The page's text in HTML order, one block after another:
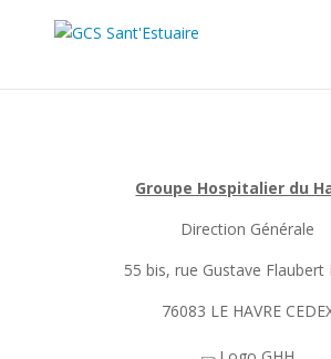
Groupe Hospitalier du
Direction Générale
55 bis, rue Gustave Flaubert
76083 LE HAVRE